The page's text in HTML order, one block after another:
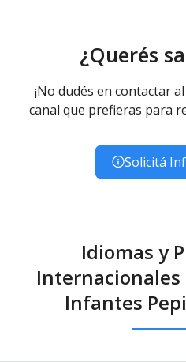
¿Querés
¡No dudés en contactar
canal que prefieras para
Solicitá
Idiomas y
Internacionales
Infantes